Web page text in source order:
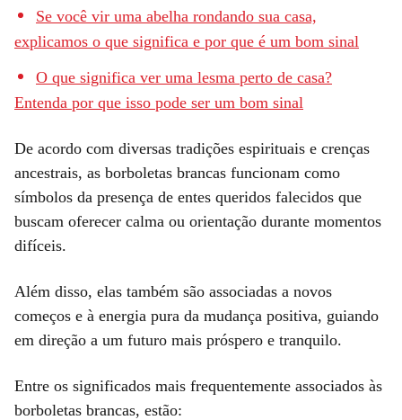
Se você vir uma abelha rondando sua casa,
explicamos o que significa e por que é um bom sinal
O que significa ver uma lesma perto de casa?
Entenda por que isso pode ser um bom sinal
De acordo com diversas tradições espirituais e crenças
ancestrais, as borboletas brancas funcionam como
símbolos da presença de entes queridos falecidos que
buscam oferecer calma ou orientação durante momentos
difíceis.
Além disso, elas também são associadas a novos
começos e à energia pura da mudança positiva, guiando
em direção a um futuro mais próspero e tranquilo.
Entre os significados mais frequentemente associados às
borboletas brancas, estão: